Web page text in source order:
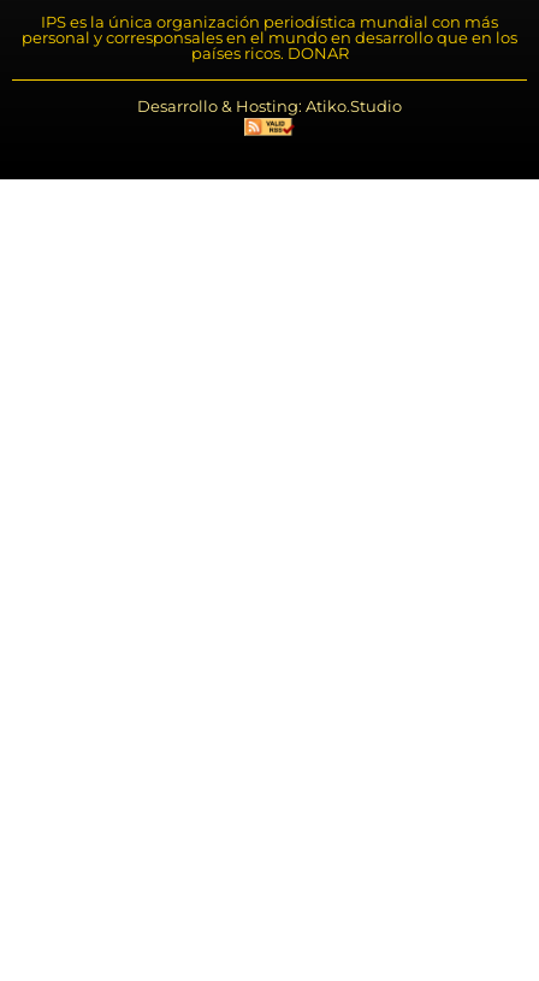
IPS es la única organización periodística mundial con más
personal y corresponsales en el mundo en desarrollo que en los
países ricos. DONAR
Desarrollo & Hosting: Atiko.Studio